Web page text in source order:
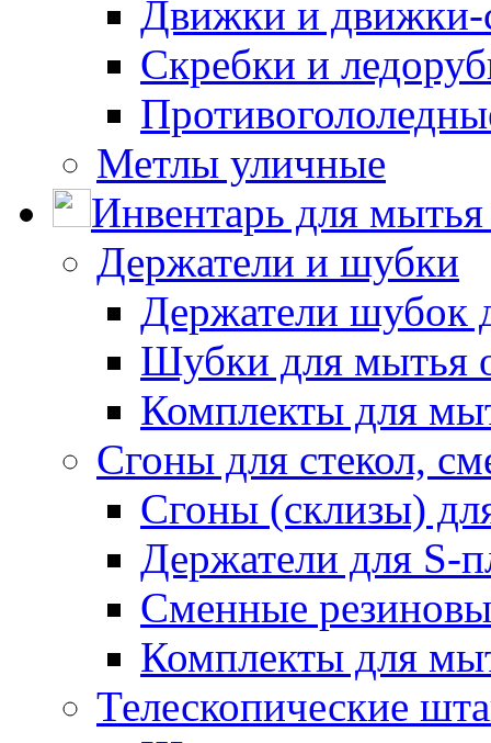
Движки и движки-
Скребки и
Метлы уличные
Инвентарь для мытья
Держатели и шубки
Держатели шубок
Шубки для мытья
Комплекты для
Сгоны для стекол,
Сгоны (склизы)
Держатели для S-
Сменные
Комплекты для
Телескопические